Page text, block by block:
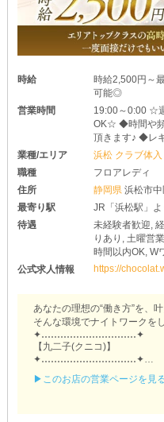
時給
時給2,500円～
可能◎
営業時間
19:00～0:00 ☆
OK☆ ◆時間や頻
頂きます♪ ◆レ
業種/エリア
浜松 クラブ体入
職種
フロアレディ
住所
静岡県浜松市
最寄り駅
JR「浜松駅」
待遇
未経験者歓迎,
りあり, 土曜営
時間以内OK, W
公式求人情報
https://
あなたの理想の“働き方”を、叶
そんな環境でナイトワークを
✦‥‥‥‥‥‥‥‥‥‥‥‥‥‥‥✦
【九二子(クニコ)】
✦‥‥‥‥‥‥‥‥‥‥‥‥‥‥‥✦
楽しく収入GETできること間
▶このお店の営業ページを見